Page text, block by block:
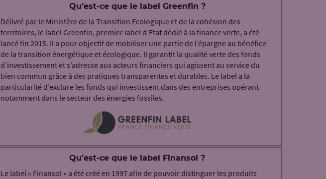
Qu’est-ce que le label Greenfin ?
Délivré par le Ministère de la Transition Ecologique et de la cohésion des
territoires, le label Greenfin, premier label d’Etat dédié à la finance verte, a été
lancé fin 2015. Il a pour objectif de mobiliser une partie de l’épargne au bénéfice
de la transition énergétique et écologique. Il garantit la qualité verte des fonds
d’investissement et s’adresse aux acteurs financiers qui agissent au service du
bien commun grâce à des pratiques transparentes et durables. Le label a la
particularité d’exclure les fonds qui investissent dans des entreprises opérant
notamment dans le secteur des énergies fossiles.
Qu’est-ce que le label Finansol ?
Le label « Finansol » a été créé en 1997 afin de pouvoir distinguer les produits